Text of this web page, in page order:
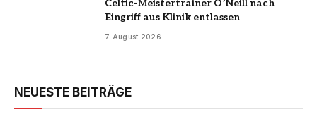
Celtic-Meistertrainer O’Neill nach
Eingriff aus Klinik entlassen
7 August 2026
NEUESTE BEITRÄGE